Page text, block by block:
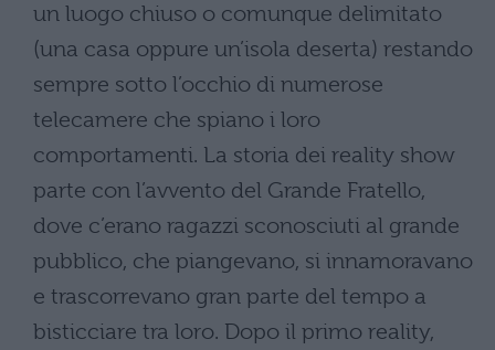
un luogo chiuso o comunque delimitato
(una casa oppure un’isola deserta) restando
sempre sotto l’occhio di numerose
telecamere che spiano i loro
comportamenti. La storia dei reality show
parte con l’avvento del Grande Fratello,
dove c’erano ragazzi sconosciuti al grande
pubblico, che piangevano, si innamoravano
e trascorrevano gran parte del tempo a
bisticciare tra loro. Dopo il primo reality,